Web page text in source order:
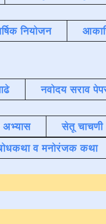
नियोजन
नवोदय सराव
सेतू चाचणी
व मनोरंजक कथा